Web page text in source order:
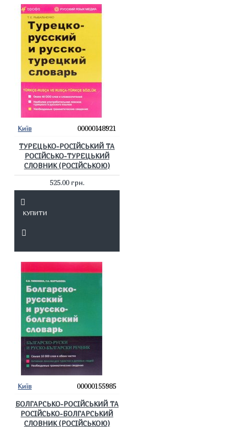
Київ 00000148921
ТУРЕЦЬКО-РОСІЙСЬКИЙ ТА
РОСІЙСЬКО-ТУРЕЦЬКИЙ
СЛОВНИК (РОСІЙСЬКОЮ)
525.00 грн.
КУПИТИ
Київ 00000155985
БОЛГАРСЬКО-РОСІЙСЬКИЙ ТА
РОСІЙСЬКО-БОЛГАРСЬКИЙ
СЛОВНИК (РОСІЙСЬКОЮ)